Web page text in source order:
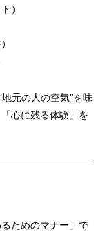
）
元の人の空気”を味
心に残る体験」を
ためのマナー」で